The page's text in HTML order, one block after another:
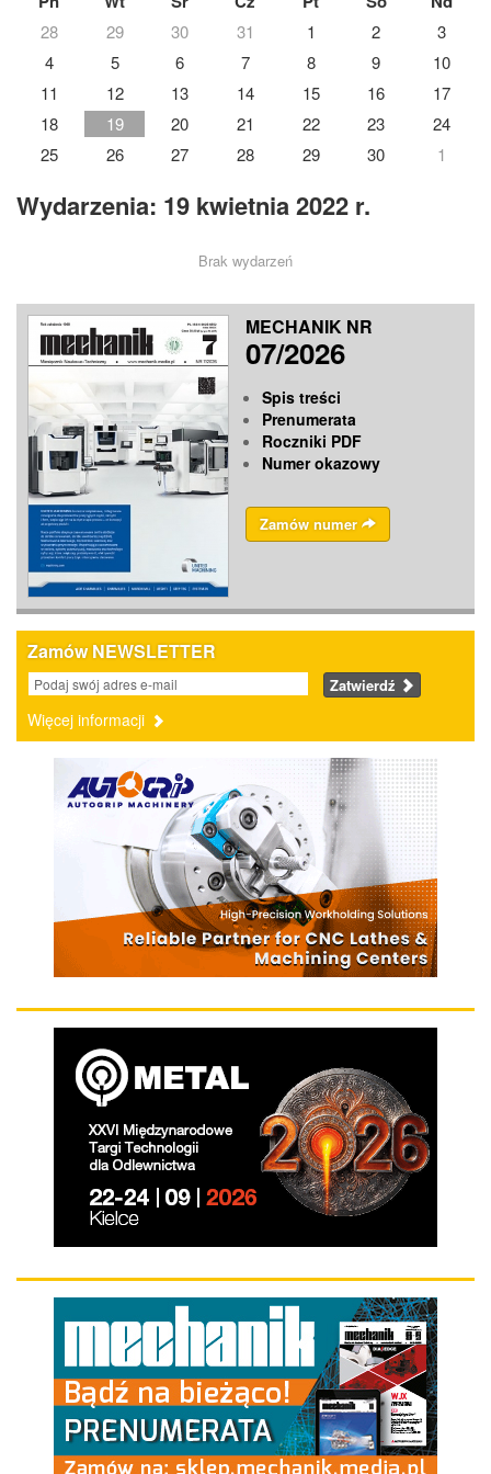
28 29 30 31 1 2
3
4
5 6 7 8 9
10
11
12 13 14 15 16
17
18
19 20 21 22 23
24
25
26 27 28 29 30 1
Wydarzenia: 19 kwietnia 2022 r.
Brak wydarzeń
MECHANIK NR
07/2026
Spis treści
Prenumerata
Roczniki PDF
Numer okazowy
Zamów numer
Zamów NEWSLETTER
Zatwierdź
Więcej informacji